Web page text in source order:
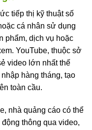
tiếp thị kỹ thuật số
cá nhân sử dụng
phẩm, dịch vụ hoặc
YouTube, thuộc sở
video lớn nhất thế
hàng tháng, tạo
toàn cầu.
nhà quảng cáo có thể
thông qua video,